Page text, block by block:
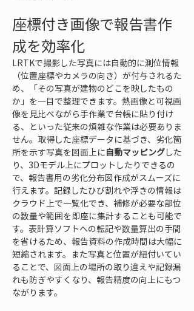
座標付き画像で報告書作
成を効率化
LRTKで撮影した写真には自動的に測位情報
（位置座標やカメラの向き）が付与されるた
め、「その写真が建物のどこを映したもの
か」を一目で整理できます。熱画像と可視画
像を見比べながら手作業で台帳に貼り付け
る、といった従来の煩雑な作業は必要ありま
せん。取得した座標データに基づき、劣化箇
所を示す写真を図面上に自動マッピングした
り、3Dモデル上にプロットしたりできるの
で、報告書用の劣化分布図作成がスムーズに
行えます。記録したひび割れや浮きの情報は
クラウド上で一覧化でき、補修が必要な部位
の数量や範囲を即座に集計することも可能で
す。表計算ソフトへの転記や数量算出の手間
を省けるため、報告資料の作成時間は大幅に
短縮されます。また写真と位置が紐付いてい
ることで、図面上の場所の取り違えや記録漏
れも防ぎやすくなり、報告精度の向上にもつ
ながります。